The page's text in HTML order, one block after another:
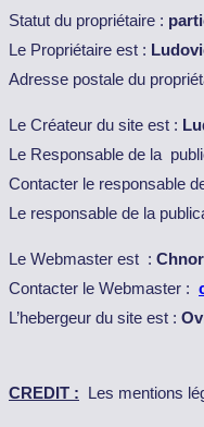
Statut du propriétaire :
Le Propriétaire est :
Adresse postale du
Le Créateur du site est :
Le Responsable de la
Contacter le responsable
Le responsable de la
Le Webmaster est :
Contacter le Webmaster :
L’hebergeur du site est :
CREDIT : Les mentions